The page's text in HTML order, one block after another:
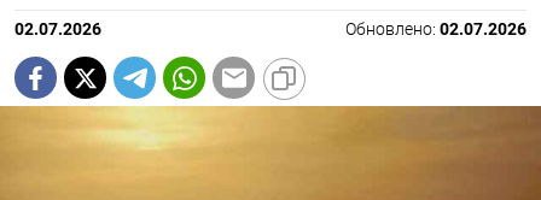
02.07.2026 Обновлено: 02.07.2026